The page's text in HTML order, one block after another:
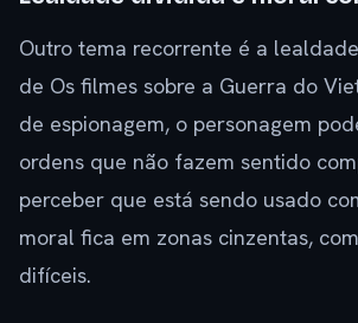
Outro tema recorrente é a
de Os filmes sobre a Guerra do
de espionagem, o personagem
ordens que não fazem sentido
perceber que está sendo usado
moral fica em zonas cinzentas,
difíceis.